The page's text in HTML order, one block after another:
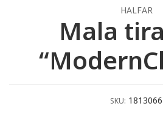
HALFAR
Mala
SKU: 1813066